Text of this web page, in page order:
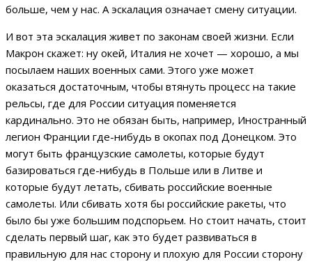
больше, чем у нас. А эскалация означает смену ситуации.
И вот эта эскалация живет по законам своей жизни. Если
Макрон скажет: ну окей, Италия не хочет — хорошо, а мы
посылаем наших военных сами. Этого уже может
оказаться достаточным, чтобы втянуть процесс на такие
рельсы, где для России ситуация поменяется
кардинально. Это не обязан быть, например, Иностранный
легион Франции где-нибудь в окопах под Донецком. Это
могут быть французские самолеты, которые будут
базироваться где-нибудь в Польше или в Литве и
которые будут летать, сбивать российские военные
самолеты. Или сбивать хотя бы российские ракеты, что
было бы уже большим подспорьем. Но стоит начать, стоит
сделать первый шаг, как это будет развиваться в
правильную для нас сторону и плохую для России сторону